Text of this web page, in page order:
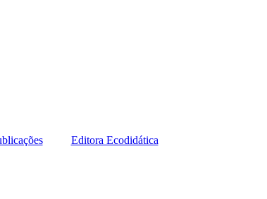
Editora Ecodidática